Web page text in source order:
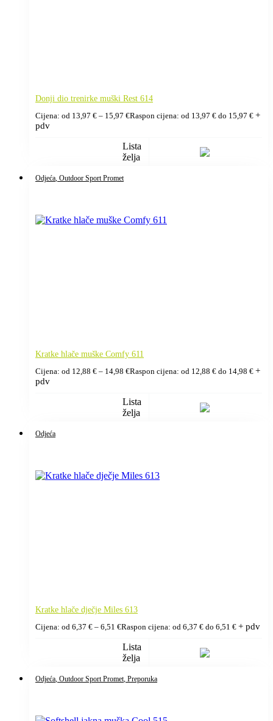
Donji dio trenirke muški Rest 614
Cijena: od 13,97 € – 15,97 €Raspon cijena: od 13,97 € do 15,97 € +
pdv
Lista
želja
Odjeća, Outdoor Sport Promet
Kratke hlače muške Comfy 611
Cijena: od 12,88 € – 14,98 €Raspon cijena: od 12,88 € do 14,98 € +
pdv
Lista
želja
Odjeća
Kratke hlače dječje Miles 613
Cijena: od 6,37 € – 6,51 €Raspon cijena: od 6,37 € do 6,51 € + pdv
Lista
želja
Odjeća, Outdoor Sport Promet, Preporuka